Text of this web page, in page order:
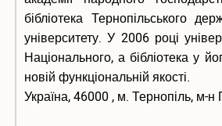
бібліотека Тернопільського
університету. У 2006 році
Національного, а бібліотека у
новій функціональній якості.
Україна, 46000 , м. Тернопіль, м-